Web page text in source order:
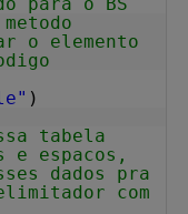
o elemento
)
tabela
e espacos,
dados pra
com